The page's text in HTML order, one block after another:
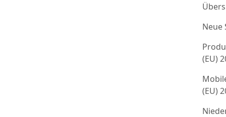
Neue
(EU)
(EU)